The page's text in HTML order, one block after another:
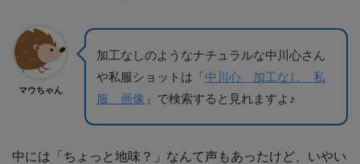
マウちゃん
加工なしのようなナチュラルな中川心さん
や私服ショットは「中川心 加工なし 私
服 画像 」で検索すると見れますよ♪
中には「ちょっと地味？」なんて声もあったけど、いやい